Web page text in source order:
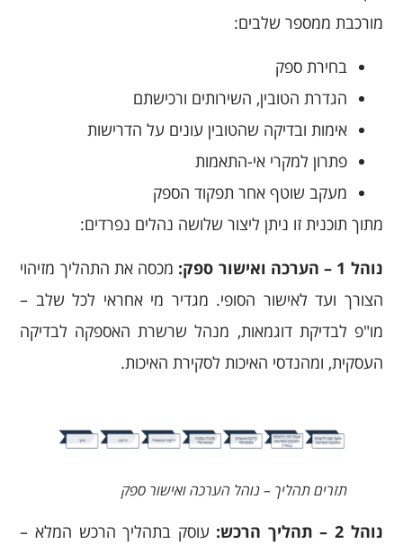
מורכבת ממספר שלבים:
בחירת ספק
הגדרת הטובין, השירותים ורכישתם
אימות ובדיקה שהטובין עונים על הדרישות
פתרון למקרי אי-התאמות
מעקב שוטף אחר תפקוד הספק
מתוך תוכנית זו ניתן ליצור שלושה נהלים נפרדים:
נוהל 1 – הערכה ואישור ספק:
מכסה את התהליך מזיהוי
הצורך ועד לאישור הסופי. מגדיר מי אחראי לכל שלב –
מו"פ לבדיקת דוגמאות, מנהל שרשרת האספקה לבדיקה
העסקית, ומהנדסי האיכות לסקירת האיכות.
תזרים תהליך – נוהל הערכה ואישור ספק
נוהל 2 – תהליך הרכש:
עוסק בתהליך הרכש המלא –